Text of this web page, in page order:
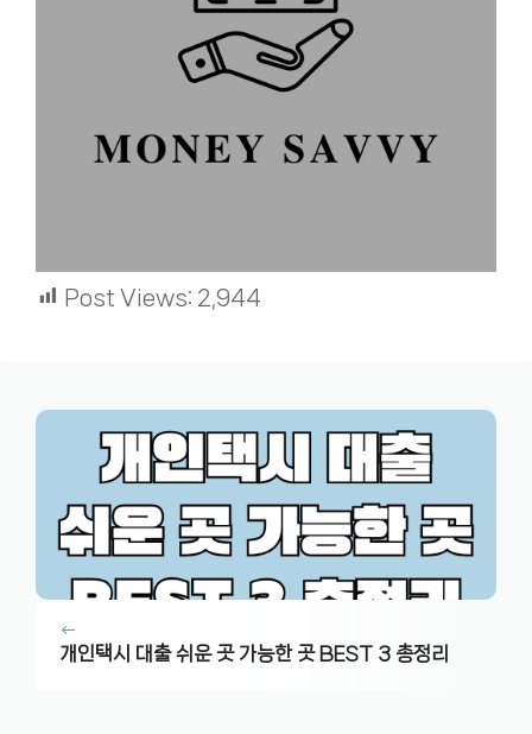
Post Views: 2,944
개인택시 대출 쉬운 곳 가능한 곳 BEST 3 총정리